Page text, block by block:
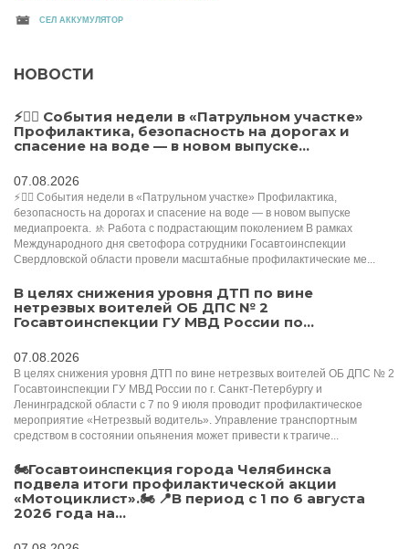
CЕЛ АККУМУЛЯТОР
НОВОСТИ
⚡️👮‍♂️ События недели в «Патрульном участке»
Профилактика, безопасность на дорогах и
спасение на воде — в новом выпуске...
07.08.2026
⚡️👮‍♂️ События недели в «Патрульном участке» Профилактика,
безопасность на дорогах и спасение на воде — в новом выпуске
медиапроекта. 🚸 Работа с подрастающим поколением В рамках
Международного дня светофора сотрудники Госавтоинспекции
Свердловской области провели масштабные профилактические ме...
В целях снижения уровня ДТП по вине
нетрезвых воителей ОБ ДПС № 2
Госавтоинспекции ГУ МВД России по...
07.08.2026
В целях снижения уровня ДТП по вине нетрезвых воителей ОБ ДПС № 2
Госавтоинспекции ГУ МВД России по г. Санкт-Петербургу и
Ленинградской области с 7 по 9 июля проводит профилактическое
мероприятие «Нетрезвый водитель». Управление транспортным
средством в состоянии опьянения может привести к трагиче...
🏍️Госавтоинспекция города Челябинска
подвела итоги профилактической акции
«Мотоциклист».🏍️ 📍В период с 1 по 6 августа
2026 года на...